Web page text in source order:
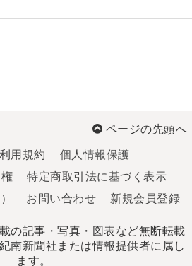
ページの先頭へ
利用規約
個人情報保護
特定商取引法に基づく表示
お問い合わせ 新規会員登録
の記事・写真・図表など無断転載
南新聞社または情報提供者に属し
ます。